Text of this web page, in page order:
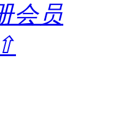
会员